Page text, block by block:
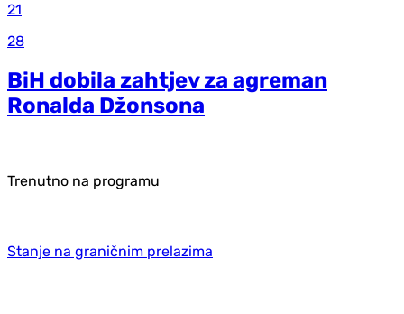
21
28
BiH dobila zahtjev za agreman
Ronalda Džonsona
Trenutno na programu
Stanje na graničnim prelazima